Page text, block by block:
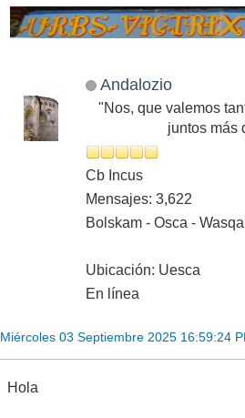
Andalozio
"Nos, que valemos
juntos más
Cb Incus
Mensajes: 3,622
Bolskam - Osca -
Ubicación: Uesca
En línea
Miércoles 03 Septiembre 2025 16:59:24
Hola